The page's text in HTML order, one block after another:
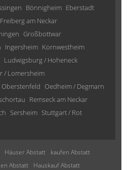
Bönnigheim Eberstadt
Freiberg am Neckar
Großbottwar
Ingersheim Kornwestheim
Ludwigsburg / Hoheneck
/ Lomersheim
Oberstenfeld Oedheim / Degmarn
Remseck am Neckar
Sersheim Stuttgart / Rot
Häuser Abstatt
kaufen Abstatt
Abstatt
Hauskauf Abstatt